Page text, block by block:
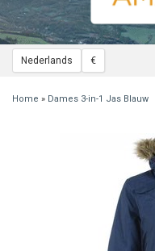
Nederlands €
Home » Dames 3-in-1 Jas Blauw